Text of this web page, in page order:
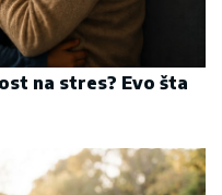
na stres? Evo šta